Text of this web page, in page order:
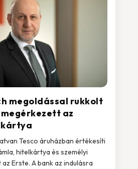
megoldással rukkolt
megérkezett az
Tesco áruházban értékesíti
hitelkártya és személyi
Erste. A bank az indulásra